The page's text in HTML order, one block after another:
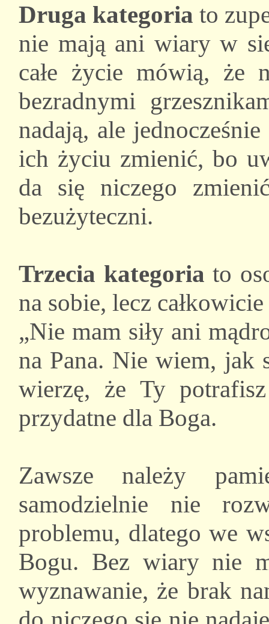
Druga kategoria to
nie mają ani wiary w
całe życie mówią, że
bezradnymi
nadają, ale
ich życiu zmienić, bo
da się niczego
bezużyteczni.
Trzecia kategoria to
na sobie, lecz
„Nie mam siły ani
na Pana. Nie wiem, jak
wierzę, że Ty
przydatne dla Boga.
Zawsze należy
samodzielnie nie
problemu, dlatego we
Bogu. Bez wiary nie
wyznawanie, że brak